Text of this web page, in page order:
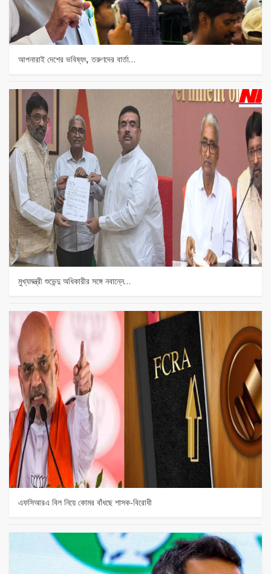
আপনারাই দেশের ভবিষ্যৎ, তরুণদের বার্তা…
মুখ্যমন্ত্রী শুভেন্দু অধিকারীর সঙ্গে নবান্নে…
এফসিআরএ বিল নিয়ে কোমর বাঁধছে শাসক-বিরোধী